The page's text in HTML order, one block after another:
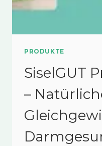
PRODUKTE
SiselGUT
–